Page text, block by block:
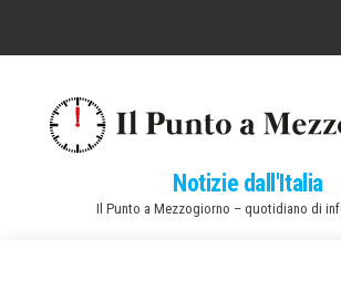
Notizie dall'Italia
Il Punto a Mezzogiorno – quotidiano di